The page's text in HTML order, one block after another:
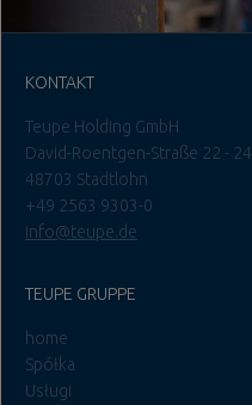
KONTAKT
Teupe Holding GmbH
David-Roentgen-Straße 22 - 24
48703 Stadtlohn
+49 2563 9303-0
info@teupe.de
TEUPE GRUPPE
home
Spółka
Usługi